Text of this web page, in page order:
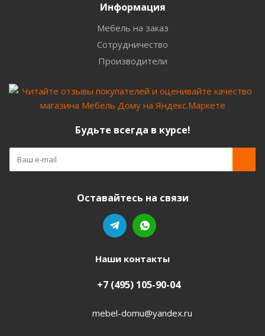
Информация
Мебель на заказ
Сотрудничество
Производители
Будьте всегда в курсе!
Оставайтесь на связи
Наши контакты
+7 (495) 105-90-04
mebel-domu@yandex.ru